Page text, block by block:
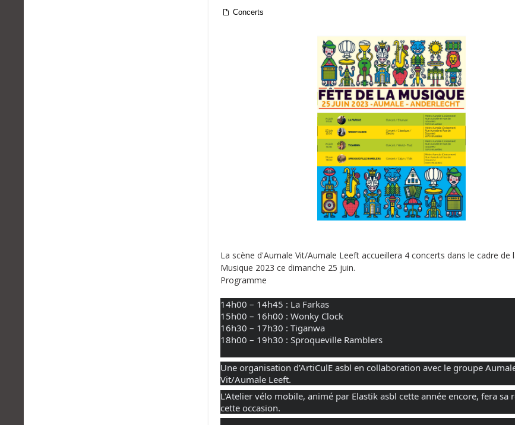
Concerts
La scène d'Aumale Vit/Aumale Leeft accueillera 4 concerts dans le cadre de
Musique 2023 ce dimanche 25 juin.
Programme
14h00 – 14h45 : La Farkas
15h00 – 16h00 : Wonky Clock
16h30 – 17h30 : Tiganwa
18h00 – 19h30 : Sproqueville Ramblers
Une organisation d’ArtiCulE asbl en collaboration avec le groupe
Vit/Aumale Leeft.
L'Atelier vélo mobile, animé par Elastik asbl cette année encore, fera sa
cette occasion.